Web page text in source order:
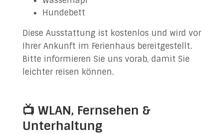
Hundebett
Diese Ausstattung ist kostenlos und wird vor
Ihrer Ankunft im Ferienhaus bereitgestellt.
Bitte informieren Sie uns vorab, damit Sie
leichter reisen können.
📺 WLAN, Fernsehen &
Unterhaltung